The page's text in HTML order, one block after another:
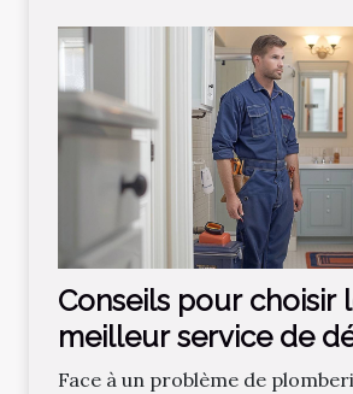
Conseils pour choisir
meilleur service de
plomberie
Face à un problème de